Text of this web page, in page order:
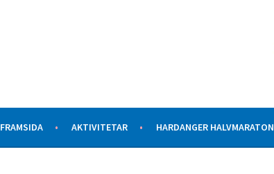
FRAMSIDA AKTIVITETAR HARDANGER HALVMARATON